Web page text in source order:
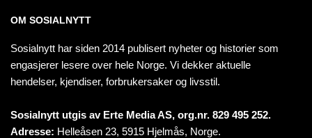
OM SOSIALNYTT
Sosialnytt har siden 2014 publisert nyheter og historier som
engasjerer lesere over hele Norge. Vi dekker aktuelle
hendelser, kjendiser, forbrukersaker og livsstil.
Sosialnytt utgis av Erte Media AS, org.nr. 829 495 252.
Adresse: Helleåsen 23, 5915 Hjelmås, Norge.